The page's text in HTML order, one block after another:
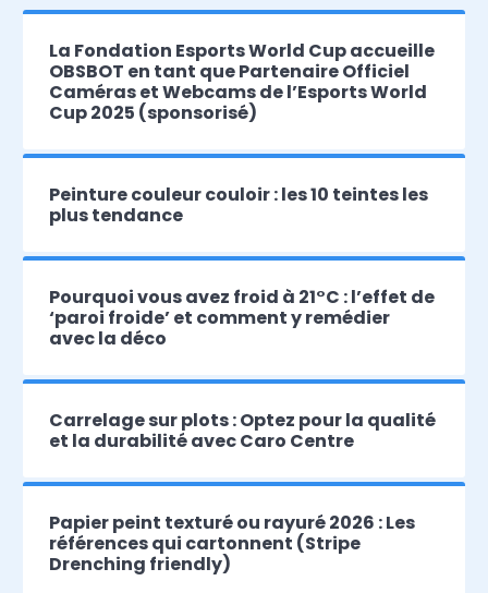
La Fondation Esports World Cup accueille
OBSBOT en tant que Partenaire Officiel
Caméras et Webcams de l’Esports World
Cup 2025 (sponsorisé)
Peinture couleur couloir : les 10 teintes les
plus tendance
Pourquoi vous avez froid à 21°C : l’effet de
‘paroi froide’ et comment y remédier
avec la déco
Carrelage sur plots : Optez pour la qualité
et la durabilité avec Caro Centre
Papier peint texturé ou rayuré 2026 : Les
références qui cartonnent (Stripe
Drenching friendly)